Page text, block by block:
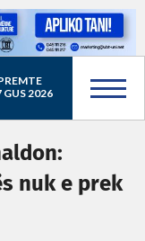
GUS 2026
nuk e prek